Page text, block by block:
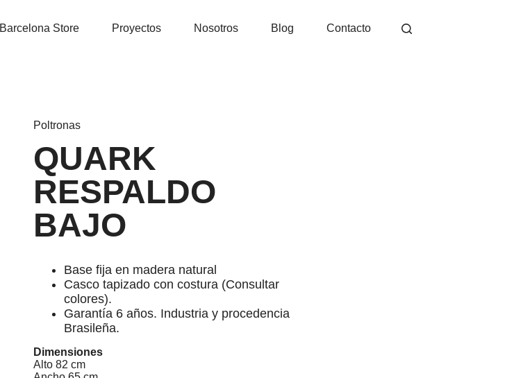
Barcelona Store Proyectos Nosotros Blog Contacto
Poltronas
QUARK
RESPALDO
BAJO
Base fija en madera natural
Casco tapizado con costura (Consultar
colores).
Garantía 6 años. Industria y procedencia
Brasileña.
Dimensiones
Alto 82 cm